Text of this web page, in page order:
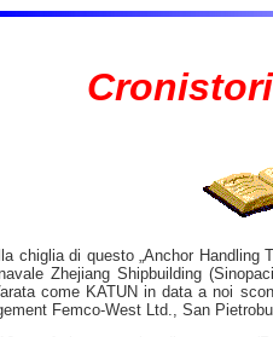
chiglia di questo „Anchor Handling
Zhejiang Shipbuilding
come KATUN in data a noi
Femco-West Ltd., San